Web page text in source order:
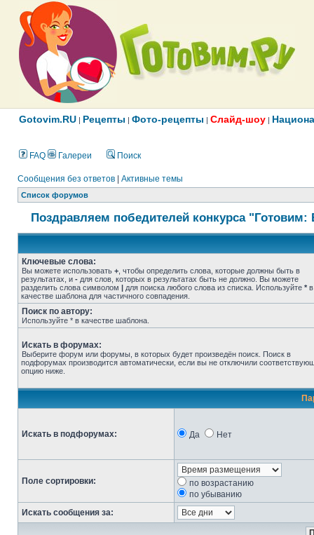
Gotovim.RU | Рецепты | Фото-рецепты | Слайд-шоу |
FAQ Галереи Поиск
Сообщения без ответов Активные темы
Список форумов
Поздравляем победителей конкурса
Ключевые слова:
Вы можете использовать + , чтобы определить слова, которые должны быть в
результатах, и - для слов, которых в результатах быть не должно. Вы можете
разделить слова символом | для поиска любого слова из списка. Используйте * в
качестве шаблона для частичного совпадения.
Поиск по автору:
Используйте * в качестве шаблона.
Искать в форумах:
Выберите форум или форумы, в которых будет произведён поиск. Поиск в
подфорумах производится автоматически, если вы не отключили
опцию ниже.
Искать в подфорумах: Да Нет
Поле сортировки:
по возрастанию
по убыванию
Искать сообщения за: